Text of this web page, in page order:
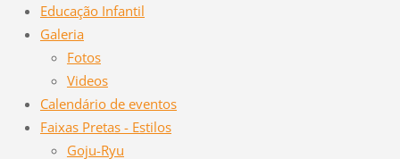
Educação Infantil
Galeria
Fotos
Videos
Calendário de eventos
Faixas Pretas - Estilos
Goju-Ryu